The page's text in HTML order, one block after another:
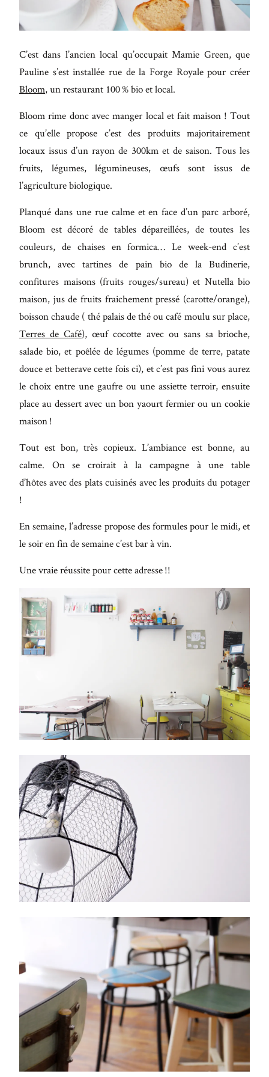
C’est dans l’ancien local qu’occupait Mamie Green, que
Pauline s’est installée rue de la Forge Royale pour créer
Bloom, un restaurant 100 % bio et local.
Bloom rime donc avec manger local et fait maison ! Tout
ce qu’elle propose c’est des produits majoritairement
locaux issus d’un rayon de 300km et de saison. Tous les
fruits, légumes, légumineuses, œufs sont issus de
l’agriculture biologique.
Planqué dans une rue calme et en face d’un parc arboré,
Bloom est décoré de tables dépareillées, de toutes les
couleurs, de chaises en formica… Le week-end c’est
brunch, avec tartines de pain bio de la Budinerie,
confitures maisons (fruits rouges/sureau) et Nutella bio
maison, jus de fruits fraichement pressé (carotte/orange),
boisson chaude ( thé palais de thé ou café moulu sur place,
Terres de Café), œuf cocotte avec ou sans sa brioche,
salade bio, et poêlée de légumes (pomme de terre, patate
douce et betterave cette fois ci), et c’est pas fini vous aurez
le choix entre une gaufre ou une assiette terroir, ensuite
place au dessert avec un bon yaourt fermier ou un cookie
maison !
Tout est bon, très copieux. L’ambiance est bonne, au
calme. On se croirait à la campagne à une table
d’hôtes avec des plats cuisinés avec les produits du potager
!
En semaine, l’adresse propose des formules pour le midi, et
le soir en fin de semaine c’est bar à vin.
Une vraie réussite pour cette adresse !!
Maecenas
faucibus
interdum.
Etiam
porta sem
malesuada
magna
mollis
euismod.